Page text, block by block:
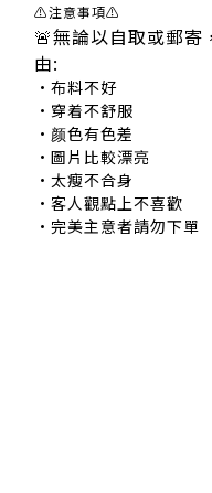
⚠注意事項⚠
🚨無論以自取或郵
由:
•布料不好
•穿着不舒
•颜色有色
•圖片比較漂
•太瘦不合身
•客人觀點上不
•完美主意者請勿下單